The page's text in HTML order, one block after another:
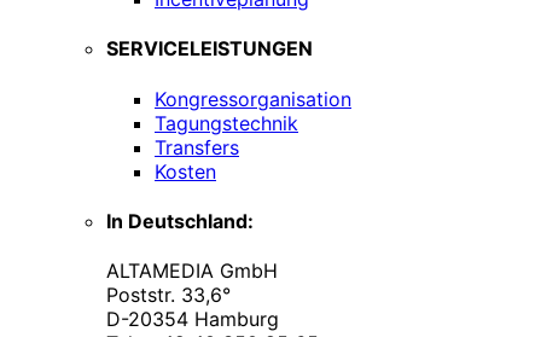
SERVICELEISTUNGEN
Kongressorganisation
Tagungstechnik
Transfers
Kosten
In Deutschland:
ALTAMEDIA GmbH
Poststr. 33,6°
D-20354 Hamburg